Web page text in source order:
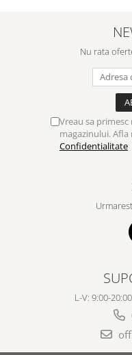
Nu rata
Vreau sa
magazinului.
Confidentialitate
L-V: 9:00-